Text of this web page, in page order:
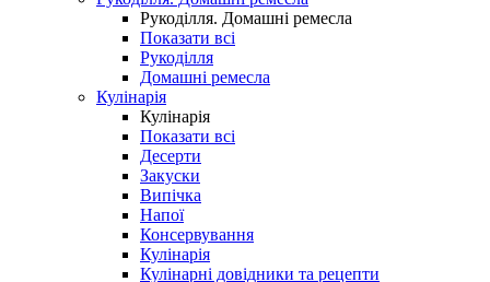
Рукоділля. Домашні ремесла
Показати всі
Рукоділля
Домашні ремесла
Кулінарія
Кулінарія
Показати всі
Десерти
Закуски
Випічка
Напої
Консервування
Кулінарія
Кулінарні довідники та рецепти